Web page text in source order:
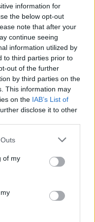
information for
the below opt-out
note that after your
continue seeing
information utilized by
to third parties prior to
out of the further
by third parties on the
This information may
on the IAB’s List of
disclose it to other
of my